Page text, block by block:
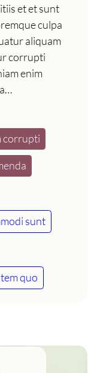
et et sunt
culpa
aliquam
corrupti
enim
corrupti
sunt
quo